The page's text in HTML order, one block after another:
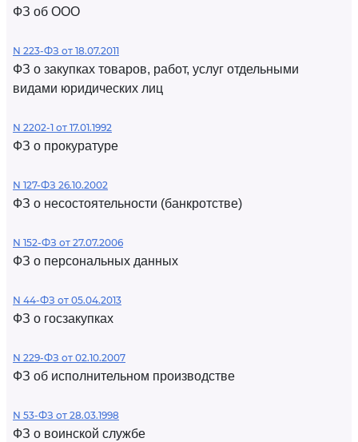
ФЗ об ООО
N 223-ФЗ от 18.07.2011
ФЗ о закупках товаров, работ, услуг отдельными
видами юридических лиц
N 2202-1 от 17.01.1992
ФЗ о прокуратуре
N 127-ФЗ 26.10.2002
ФЗ о несостоятельности (банкротстве)
N 152-ФЗ от 27.07.2006
ФЗ о персональных данных
N 44-ФЗ от 05.04.2013
ФЗ о госзакупках
N 229-ФЗ от 02.10.2007
ФЗ об исполнительном производстве
N 53-ФЗ от 28.03.1998
ФЗ о воинской службе